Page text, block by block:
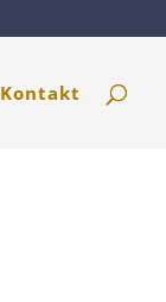
Kontakt